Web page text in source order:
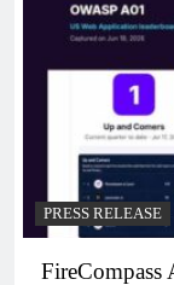
PRESS RELEASE
FireCompass